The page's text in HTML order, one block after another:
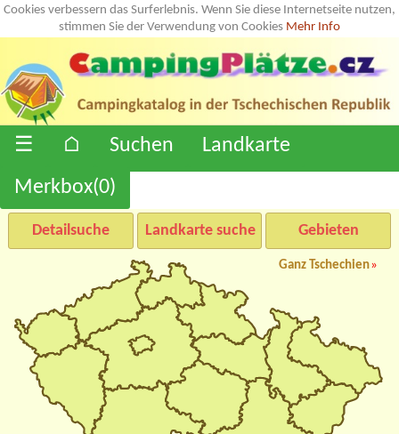
Cookies verbessern das Surferlebnis. Wenn Sie diese Internetseite nutzen,
stimmen Sie der Verwendung von Cookies Mehr Info
☰ ⌂ Suchen
Landkarte
Merkbox(0)
Detailsuche Landkarte suche Gebieten
Ganz Tschechien»